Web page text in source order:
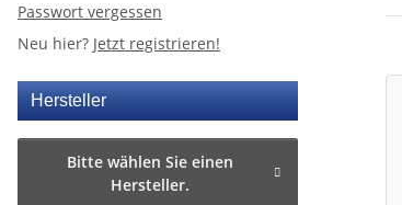
Passwort vergessen
Neu hier? Jetzt registrieren!
Hersteller
Bitte wählen Sie einen
Hersteller.